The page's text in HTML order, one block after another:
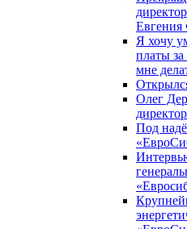
Евгения
Я хочу
платы
мне
Олег
Под